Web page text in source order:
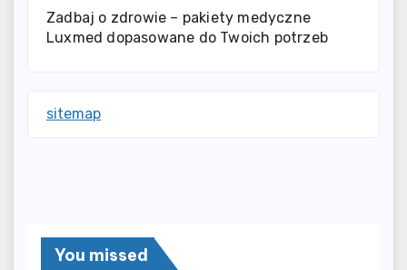
Zadbaj o zdrowie – pakiety medyczne
Luxmed dopasowane do Twoich potrzeb
sitemap
You missed